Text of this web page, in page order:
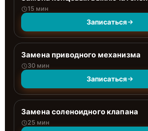
15 мин
Записаться
Замена приводного механизма
30 мин
Записаться
Замена соленоидного клапана
25 мин